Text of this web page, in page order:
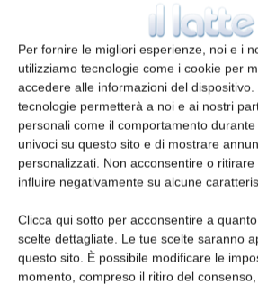
Per fornire le migliori esperienze, noi e i
utilizziamo tecnologie come i cookie per
accedere alle informazioni del
tecnologie permetterà a noi e ai nostri
personali come il comportamento
univoci su questo sito e di mostrare
personalizzati. Non acconsentire o
influire negativamente su alcune
Clicca qui sotto per acconsentire a
scelte dettagliate. Le tue scelte saranno
questo sito. È possibile modificare le
momento, compreso il ritiro del
Pronta la strategia nutrizionale
svizzera: consumare cibo
restando in salute
ARTICOLI CORRELATI ALTRO
Aggiornamento
Aggiornamento